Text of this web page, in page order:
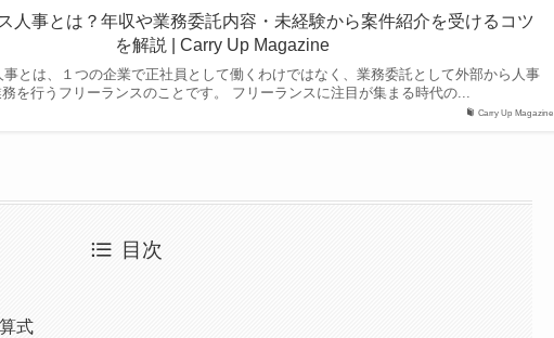
Carry Up Magazine
人事とは？年収や業務委託内容・未経験から案件紹介を受けるコツ
を解説 | Carry Up Magazine
事とは、１つの企業で正社員として働くわけではなく、業務委託として外部から人事
を行うフリーランスのことです。 フリーランスに注目が集まる時代の...
目次
式